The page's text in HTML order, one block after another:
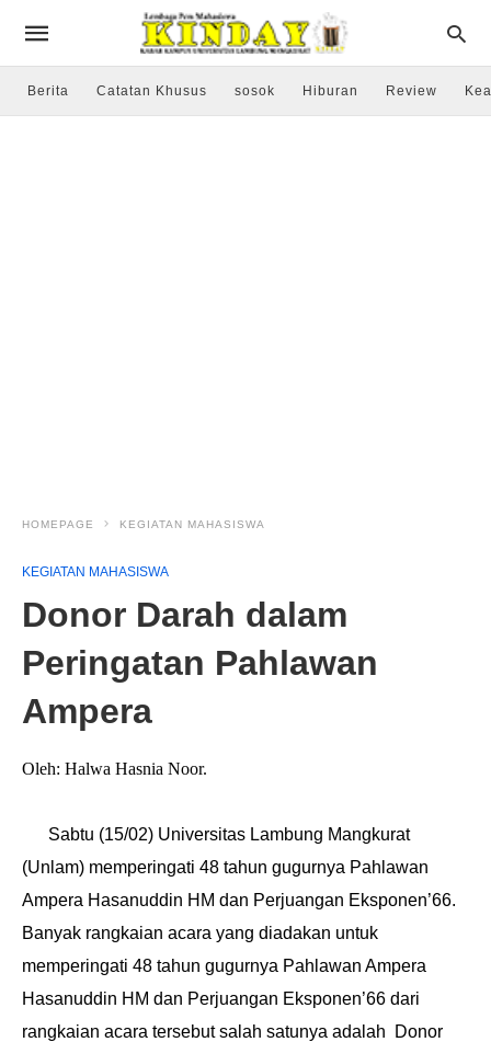
Berita Catatan Khusus sosok Hiburan Review
HOMEPAGE KEGIATAN MAHASISWA
KEGIATAN MAHASISWA
Donor Darah dalam
Peringatan Pahlawan
Ampera
Oleh: Halwa Hasnia Noor.
Sabtu (15/02) Universitas Lambung Mangkurat
(Unlam) memperingati 48 tahun gugurnya Pahlawan
Ampera Hasanuddin HM dan Perjuangan Eksponen’66.
Banyak rangkaian acara yang diadakan untuk
memperingati 48 tahun gugurnya Pahlawan Ampera
Hasanuddin HM dan Perjuangan Eksponen’66 dari
rangkaian acara tersebut salah satunya adalah Donor